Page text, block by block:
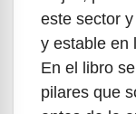
este sector
y estable en
En el libro
pilares que